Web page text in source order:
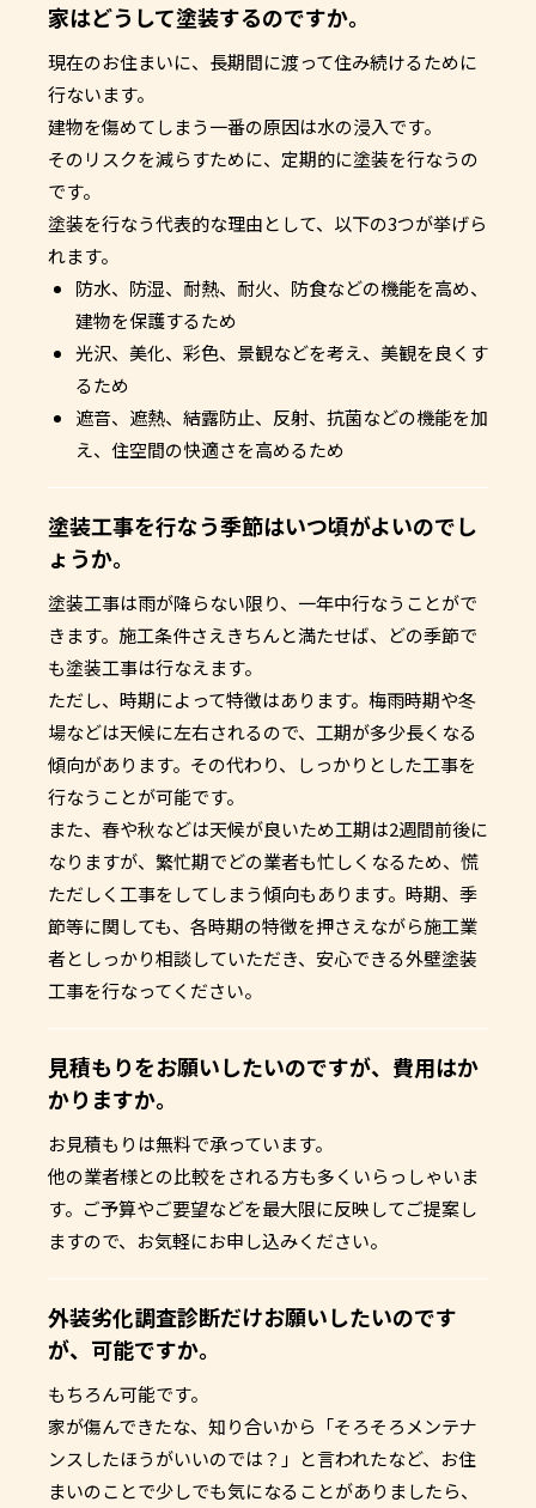
家はどうして塗装するのですか。
現在のお住まいに、長期間に渡って住み続けるために
行ないます。
建物を傷めてしまう一番の原因は水の浸入です。
そのリスクを減らすために、定期的に塗装を行なうの
です。
塗装を行なう代表的な理由として、以下の3つが挙げら
れます。
防水、防湿、耐熱、耐火、防食などの機能を高め、
建物を保護するため
光沢、美化、彩色、景観などを考え、美観を良くす
るため
遮音、遮熱、結露防止、反射、抗菌などの機能を加
え、住空間の快適さを高めるため
塗装工事を行なう季節はいつ頃がよいのでし
ょうか。
塗装工事は雨が降らない限り、一年中行なうことがで
きます。施工条件さえきちんと満たせば、どの季節で
も塗装工事は行なえます。
ただし、時期によって特徴はあります。梅雨時期や冬
場などは天候に左右されるので、工期が多少長くなる
傾向があります。その代わり、しっかりとした工事を
行なうことが可能です。
また、春や秋などは天候が良いため工期は2週間前後に
なりますが、繁忙期でどの業者も忙しくなるため、慌
ただしく工事をしてしまう傾向もあります。時期、季
節等に関しても、各時期の特徴を押さえながら施工業
者としっかり相談していただき、安心できる外壁塗装
工事を行なってください。
見積もりをお願いしたいのですが、費用はか
かりますか。
お見積もりは無料で承っています。
他の業者様との比較をされる方も多くいらっしゃいま
す。ご予算やご要望などを最大限に反映してご提案し
ますので、お気軽にお申し込みください。
外装劣化調査診断だけお願いしたいのです
が、可能ですか。
もちろん可能です。
家が傷んできたな、知り合いから「そろそろメンテナ
ンスしたほうがいいのでは？」と言われたなど、お住
まいのことで少しでも気になることがありましたら、